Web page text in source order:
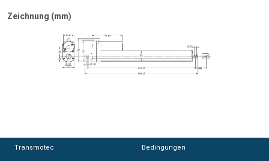
Zeichnung (mm)
Transmotec Bedingungen
Transmotec Bedingungen